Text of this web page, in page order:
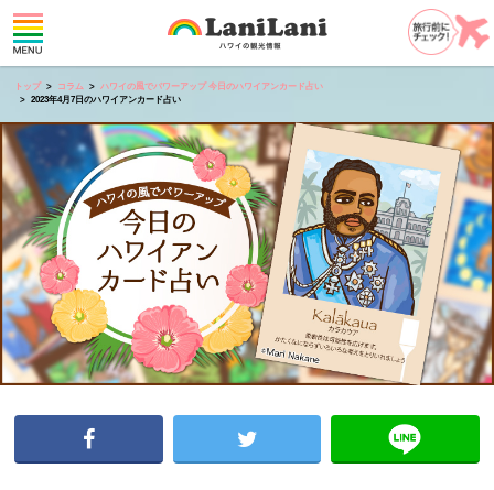
トップ コラム
ハワイの風でパワーアップ 今日のハワイアンカード占い
2023年4月7日のハワイアンカード占い